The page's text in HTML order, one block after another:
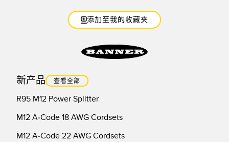
邦纳测量传感器软件
技术
添加至我的收藏夹
新产品 查看全部
R95 M12 Power Splitter
M12 A-Code 18 AWG Cordsets
M12 A-Code 22 AWG Cordsets